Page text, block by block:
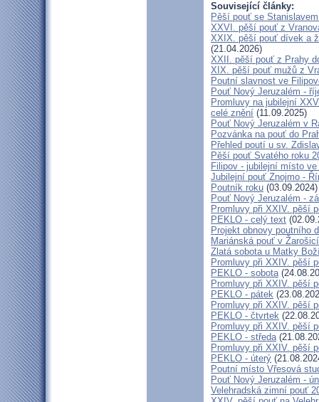
Související články:
Pěší pouť se
XXVI. pěší pouť z
XXIX. pěší pouť dívek a
(21.04.2026)
XXII. pěší pouť z Prahy
XIX. pěší pouť mužů z
Poutní slavnost ve
Pouť Nový Jeruzalém -
Promluvy na jubilejní
celé znění (11.09.2025)
Pouť Nový Jeruzalém v
Pozvánka na pouť do
Přehled poutí u sv.
Pěší pouť Svatého roku
Filipov - jubilejní místo
Jubilejní pouť Znojmo -
Poutník roku (03.09.2024)
Pouť Nový Jeruzalém -
Promluvy při XXIV. pěší
PEKLO - celý text
Projekt obnovy poutního
Mariánská pouť v
Zlatá sobota u Matky
Promluvy při XXIV. pěší
PEKLO - sobota
Promluvy při XXIV. pěší
PEKLO - pátek
Promluvy při XXIV. pěší
PEKLO - čtvrtek
Promluvy při XXIV. pěší
PEKLO - středa
Promluvy při XXIV. pěší
PEKLO - úterý
Poutní místo Vřesová
Pouť Nový Jeruzalém -
Velehradská zimní pouť